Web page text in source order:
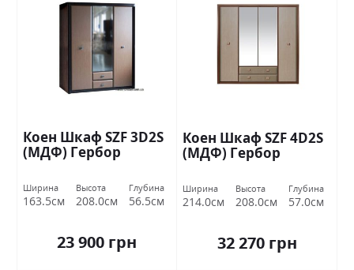
Коен Шкаф SZF 3D2S
(МДФ) Гербор
Ширина
163.5см
Высота
208.0см
Глубина
56.5см
23 900 грн
Коен Шкаф SZF 4D2S
(МДФ) Гербор
Ширина
214.0см
Высота
208.0см
Глубина
57.0см
32 270 грн